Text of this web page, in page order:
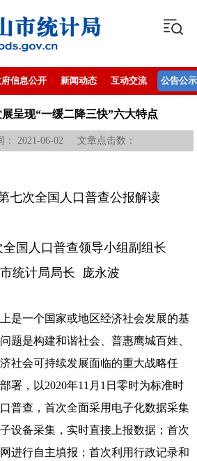
信息公开 新闻动态 互动交流 公告公示
呈现“一缓二降三快”六大特点
： 2021-06-02 文章点击数：
七次全国人口普查公报解读
国人口普查领导小组副组长
统计局局长 庞永波
是一个国家或地区经济社会发展的基
题是构建和谐社会、普惠鹰城百姓、
社会可持续发展面临的重大战略任
署，以2020年11月1日零时为标准时
普查，首次全面采用电子化数据采集
设备采集，实时直接上报数据；首次
进行自主填报；首次利用行政记录和